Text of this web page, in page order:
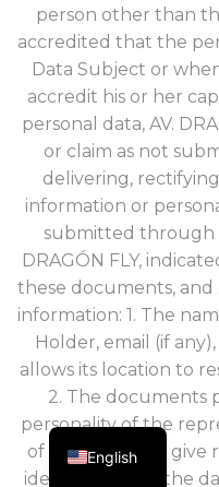
person other than
accredited that the
Data Subject or
accredit his or her
personal data, AV.
or claim as not
delivering,
information or
submitted through
DRAGÓN FLY,
these documents,
information: 1. The
Holder, email (if
allows its location to
2. The documents
personality of the
of the facts that give
identification of the
English